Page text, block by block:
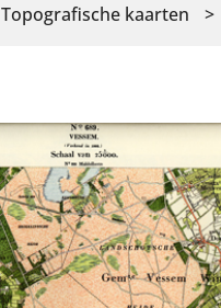
Topografische kaarten >